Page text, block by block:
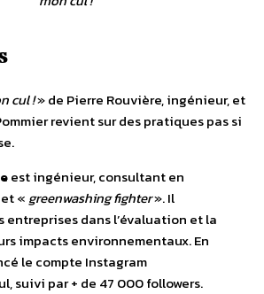
cul !» de Pierre Rouvière, ingénieur, et
revient sur des pratiques pas si
est ingénieur, consultant en
« greenwashing fighter». Il
entreprises dans l’évaluation et la
impacts environnementaux. En
le compte Instagram
suivi par + de 47 000 followers.